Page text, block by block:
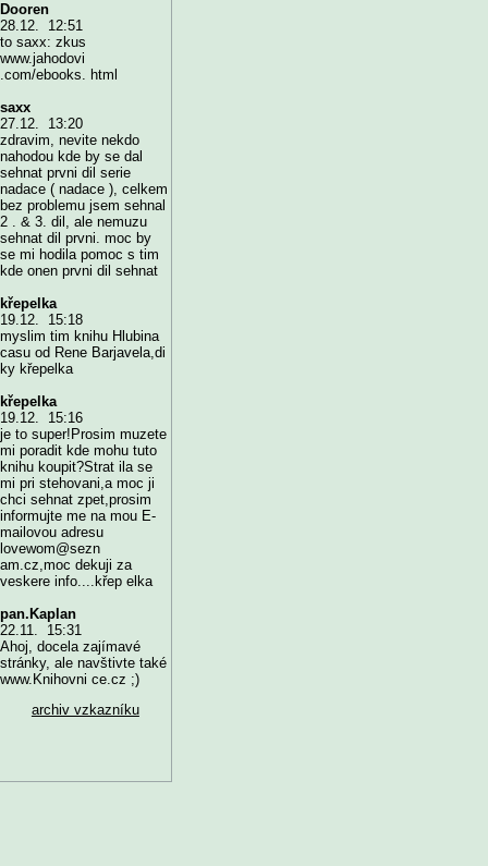
Dooren
28.12. 12:51
to saxx: zkus
www.jahodovi
.com/ebooks. html
saxx
27.12. 13:20
zdravim, nevite nekdo
nahodou kde by se dal
sehnat prvni dil serie
nadace ( nadace ), celkem
bez problemu jsem sehnal
2 . & 3. dil, ale nemuzu
sehnat dil prvni. moc by
se mi hodila pomoc s tim
kde onen prvni dil sehnat
křepelka
19.12. 15:18
myslim tim knihu Hlubina
casu od Rene Barjavela,di
ky křepelka
křepelka
19.12. 15:16
je to super!Prosim muzete
mi poradit kde mohu tuto
knihu koupit?Strat ila se
mi pri stehovani,a moc ji
chci sehnat zpet,prosim
informujte me na mou E-
mailovou adresu
lovewom@sezn
am.cz,moc dekuji za
veskere info....křep elka
pan.Kaplan
22.11. 15:31
Ahoj, docela zajímavé
stránky, ale navštivte také
www.Knihovni ce.cz ;)
archiv vzkazníku